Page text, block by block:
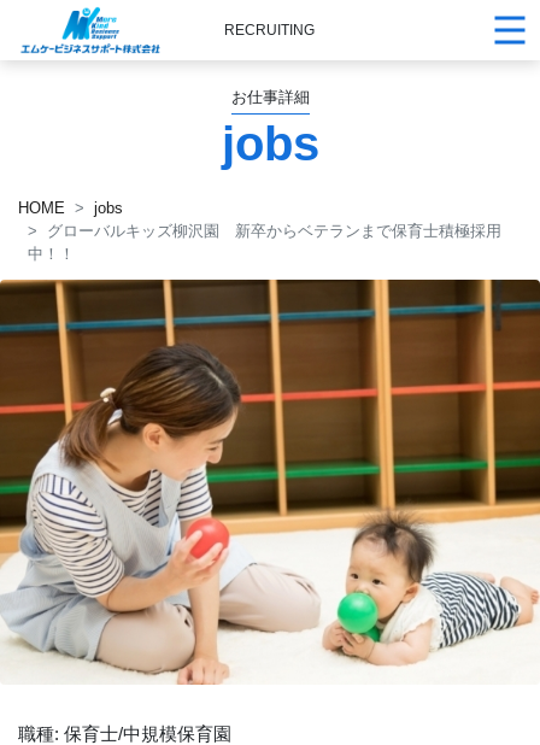
RECRUITING
お仕事詳細
jobs
HOME
jobs
グローバルキッズ柳沢園 新卒からベテランまで保育士積極採用
中！！
職種: 保育士/中規模保育園